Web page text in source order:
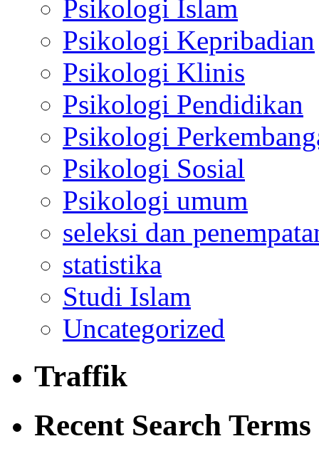
Psikologi Islam
Psikologi Kepribadian
Psikologi Klinis
Psikologi Pendidikan
Psikologi
Psikologi Sosial
Psikologi umum
seleksi dan
statistika
Studi Islam
Uncategorized
Traffik
Recent Search Terms